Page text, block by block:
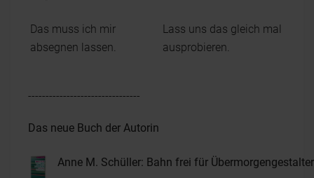
Das muss ich mir
absegnen lassen.
Lass uns das gleich mal
ausprobieren.
--------------------------------
Das neue Buch der Autorin
Anne M. Schüller: Bahn frei für Übermorgengestalter